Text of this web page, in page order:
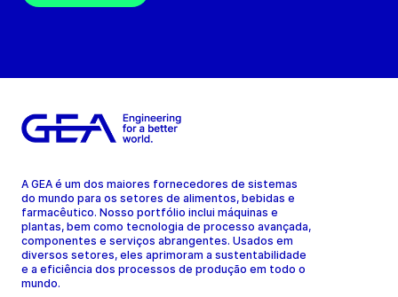
A GEA é um dos maiores fornecedores de sistemas
do mundo para os setores de alimentos, bebidas e
farmacêutico. Nosso portfólio inclui máquinas e
plantas, bem como tecnologia de processo avançada,
componentes e serviços abrangentes. Usados em
diversos setores, eles aprimoram a sustentabilidade
e a eficiência dos processos de produção em todo o
mundo.